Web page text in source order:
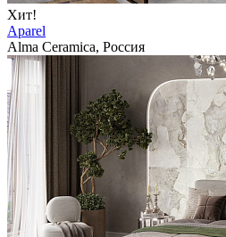
Хит!
Aparel
Alma Ceramica, Россия